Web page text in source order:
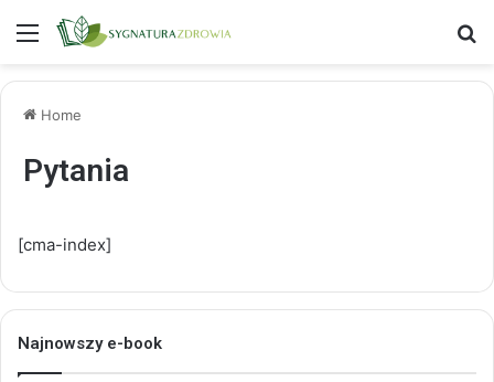
Menu
Home
Pytania
[cma-index]
Najnowszy e-book